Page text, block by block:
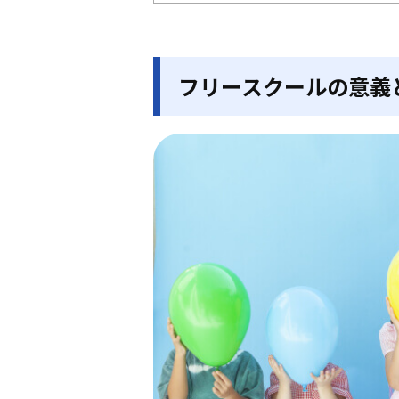
フリースクールの意義